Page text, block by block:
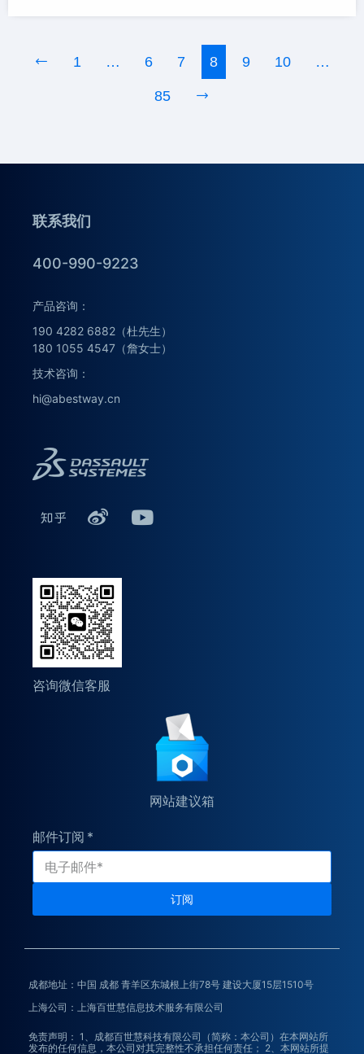
1 … 6 7 8 9 10 …
85
联系我们
400-990-9223
产品咨询：
190 4282 6882（杜先生）
180 1055 4547（詹女士）
技术咨询：
hi@abestway.cn
咨询微信客服
网站建议箱
邮件订阅
订阅
成都地址：中国 成都 青羊区东城根上街78号 建设大厦15层1510号
上海公司：上海百世慧信息技术服务有限公司
免责声明： 1、成都百世慧科技有限公司（简称：本公司）在本网站所
发布的任何信息，本公司对其完整性不承担任何责任； 2、本网站所提